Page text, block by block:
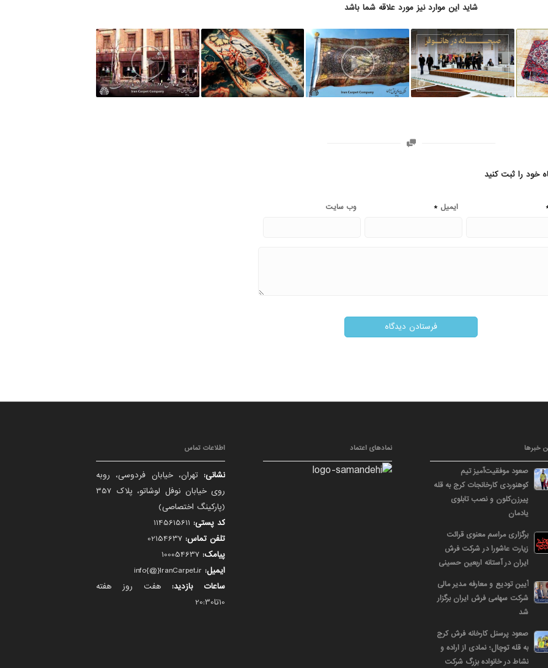
شاید این موارد نیز مورد علاقه شما باشد
خود را ثبت کنید
ایمیل * وب‌ سایت
خبرها
صعود موفقیت‌آمیز تیم
کوهنوردی کارخانجات کرج به قله
پیرزن‌کلون و نصب تابلوی
یادمان
برگزاری مراسم معنوی قرائت
زیارت عاشورا در شرکت فرش
ایران در آستانه اربعین حسینی
آیین تودیع و معارفه مدیر مالی
شرکت سهامی فرش ایران برگزار
شد
صعود پرسنل کارخانه فرش کرج
به قله توچال؛ نمادی از اراده و
نشاط در خانواده بزرگ شرکت
نمادهای اعتماد اطلاعات تماس
نشانی: تهران، خیابان فردوسی، روبه
روی خیابان نوفل لوشاتو، پلاک 357
(پارکینگ اختصاصی)
کد پستی:
تلفن تماس:
پیامک:
ایمیل:
ساعات بازدید: هفت روز هفته
10تا20:30